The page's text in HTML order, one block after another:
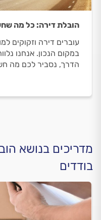
הובלת דירה: כל מה
עוברים דירה וזקוקים
במקום הנכון. אנחנו
הדרך, נסביר לכם מה
מדריכים בנושא
בודדים